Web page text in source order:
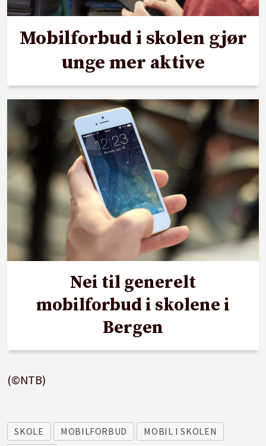
Mobilforbud i skolen gjør
unge mer aktive
Nei til generelt
mobilforbud i skolene i
Bergen
(©NTB)
SKOLE MOBILFORBUD
MOBIL I SKOLEN